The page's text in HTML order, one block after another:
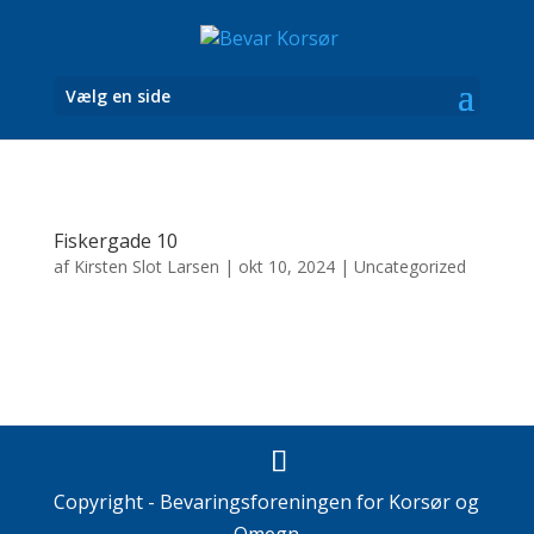
Vælg en side
Fiskergade 10
af Kirsten Slot Larsen | okt 10, 2024| Uncategorized
Copyright - Bevaringsforeningen for Korsør og